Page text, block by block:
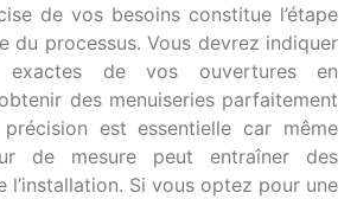
de vos besoins constitue l’étape
du processus. Vous devrez indiquer
exactes de vos ouvertures en
des menuiseries parfaitement
est essentielle car même
de mesure peut entraîner des
l’installation. Si vous optez pour une